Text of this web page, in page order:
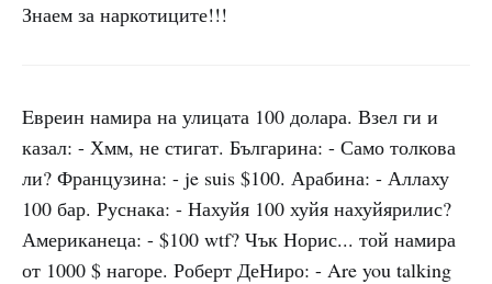
Знаем за наркотиците!!!
Eвреин намира на улицата 100 долара. Взел ги и
казал: - Хмм, не стигат. Българина: - Само толкова
ли? Французина: - je suis $100. Арабина: - Аллаху
100 бар. Руснака: - Нахуйя 100 хуйя нахуйярилис?
Американеца: - $100 wtf? Чък Норис... той намира
от 1000 $ нагоре. Роберт ДеНиро: - Are you talking